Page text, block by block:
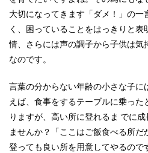
大切になってきます「ダメ！」の一
く、困っていることをはっきりと
情、さらには声の調子から子供は気
なのです。
言葉の分からない年齢の小さな子に
えば、食事をするテーブルに乗っ
りますが、高い所に登れるま でに
ませんか？「ここはご飯食べる所だ
登っても良い所を用意してやるので